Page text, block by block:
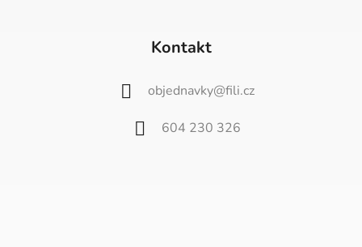
Kontakt
objednavky@fili.cz
604 230 326